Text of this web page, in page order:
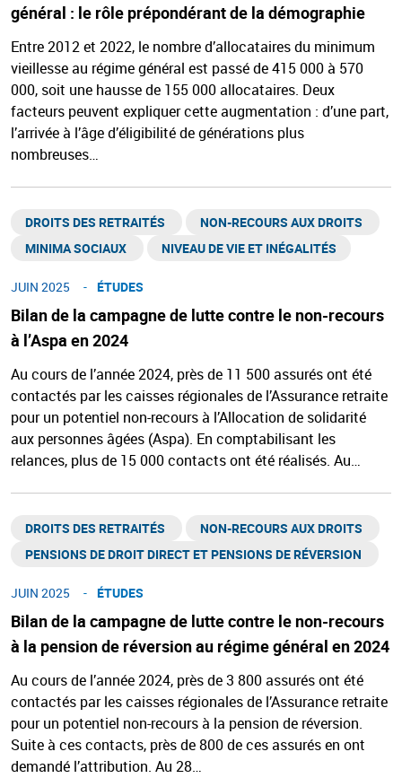
général : le rôle prépondérant de la démographie
Entre 2012 et 2022, le nombre d’allocataires du minimum
vieillesse au régime général est passé de 415 000 à 570
000, soit une hausse de 155 000 allocataires. Deux
facteurs peuvent expliquer cette augmentation : d’une part,
l’arrivée à l’âge d’éligibilité de générations plus
nombreuses…
Bilan de la campagne de lutte contre le non-recours
à l’Aspa en 2024
DROITS DES RETRAITÉS ​
NON-RECOURS AUX DROITS ​
MINIMA SOCIAUX ​
NIVEAU DE VIE ET INÉGALITÉS​
JUIN 2025 ÉTUDES
Au cours de l’année 2024, près de 11 500 assurés ont été
contactés par les caisses régionales de l’Assurance retraite
pour un potentiel non-recours à l’Allocation de solidarité
aux personnes âgées (Aspa). En comptabilisant les
relances, plus de 15 000 contacts ont été réalisés. Au…
Bilan de la campagne de lutte contre le non-recours
à la pension de réversion au régime général en 2024
DROITS DES RETRAITÉS ​
NON-RECOURS AUX DROITS ​
PENSIONS DE DROIT DIRECT ET PENSIONS DE RÉVERSION ​
JUIN 2025 ÉTUDES
Au cours de l’année 2024, près de 3 800 assurés ont été
contactés par les caisses régionales de l’Assurance retraite
pour un potentiel non-recours à la pension de réversion.
Suite à ces contacts, près de 800 de ces assurés en ont
demandé l’attribution. Au 28…